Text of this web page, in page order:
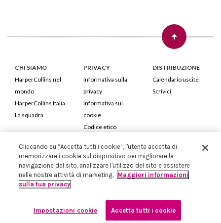
CHI SIAMO
HarperCollins nel
mondo
HarperCollins Italia
La squadra
PRIVACY
Informativa sulla
privacy
Informativa sui
cookie
Codice etico
DISTRIBUZIONE
Calendario uscite
Scrivici
HarperCollins Italia S.p.A. Viale Monte Nero, 84 - 20135 Milano
Cod. Fiscale e P.IVA 05946780151 - Capitale Sociale 258.250 €
Iscritta in Milano al Registro delle imprese nr.198004 e REA nr.1051898
Cliccando su “Accetta tutti i cookie”, l'utente accetta di
memorizzare i cookie sul dispositivo per migliorare la
navigazione del sito, analizzare l'utilizzo del sito e assistere
nelle nostre attività di marketing. Maggiori informazioni
sulla tua privacy
Impostazioni cookie Accetta tutti i cookie